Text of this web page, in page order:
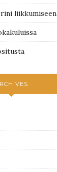
liikkumiseen